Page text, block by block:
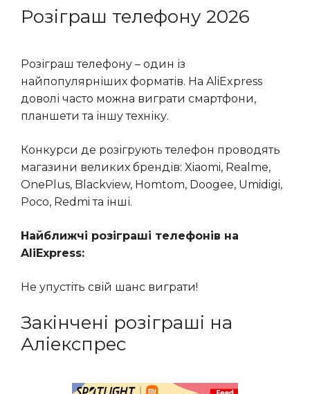
Розіграш телефону 2026
Розіграш телефону – один із
найпопулярніших форматів. На AliExpress
доволі часто можна виграти смартфони,
планшети та іншу техніку.
Конкурси де розігрують телефон проводять
магазини великих брендів: Xiaomi, Realme,
OnePlus, Blackview, Homtom, Doogee, Umidigi,
Poco, Redmi та інші.
Найближчі розіграші телефонів на
AliExpress:
Не упустіть свій шанс виграти!
Закінчені розіграші на
Аліекспрес